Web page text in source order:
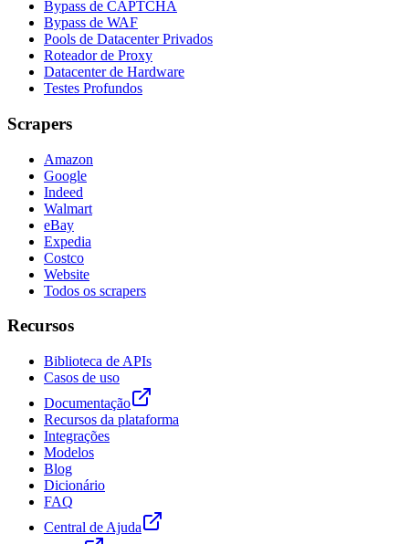
Bypass de CAPTCHA
Bypass de WAF
Pools de Datacenter Privados
Roteador de Proxy
Datacenter de Hardware
Testes Profundos
Scrapers
Amazon
Google
Indeed
Walmart
eBay
Expedia
Costco
Website
Todos os scrapers
Recursos
Biblioteca de APIs
Casos de uso
Documentação
Recursos da plataforma
Integrações
Modelos
Blog
Dicionário
FAQ
Central de Ajuda